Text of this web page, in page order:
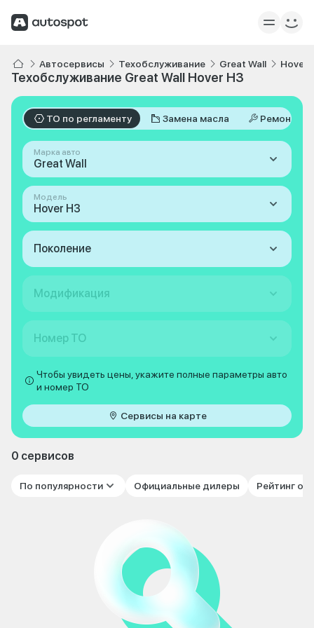
Автосервисы Техобслуживание Great Wall Hover
Техобслуживание Great Wall Hover H3
ТО по регламенту Замена масла Ремонт
Марка авто
Great Wall
Модель
Hover H3
Поколение
Модификация
Номер ТО
Чтобы увидеть цены, укажите полные параметры авто
и номер ТО
Сервисы на карте
0 сервисов
По популярности Официальные дилеры Рейтинг